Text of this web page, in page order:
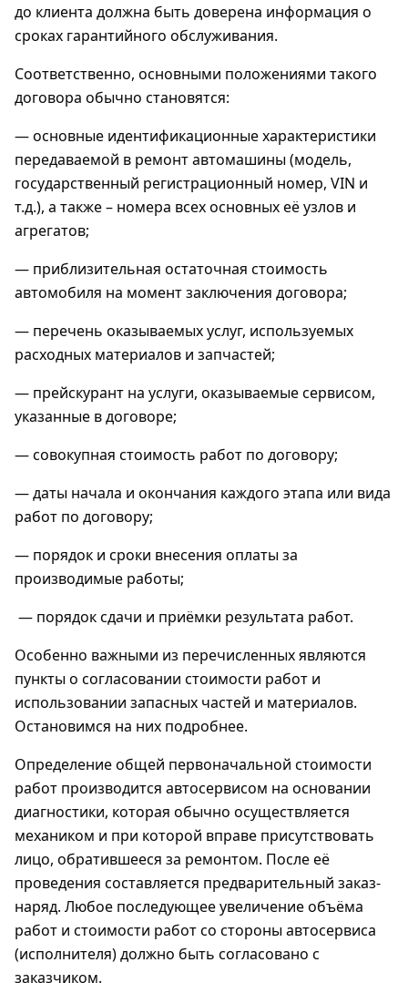
до клиента должна быть доверена информация о
сроках гарантийного обслуживания.
Соответственно, основными положениями такого
договора обычно становятся:
— основные идентификационные характеристики
передаваемой в ремонт автомашины (модель,
государственный регистрационный номер, VIN и
т.д.), а также – номера всех основных её узлов и
агрегатов;
— приблизительная остаточная стоимость
автомобиля на момент заключения договора;
— перечень оказываемых услуг, используемых
расходных материалов и запчастей;
— прейскурант на услуги, оказываемые сервисом,
указанные в договоре;
— совокупная стоимость работ по договору;
— даты начала и окончания каждого этапа или вида
работ по договору;
— порядок и сроки внесения оплаты за
производимые работы;
— порядок сдачи и приёмки результата работ.
Особенно важными из перечисленных являются
пункты о согласовании стоимости работ и
использовании запасных частей и материалов.
Остановимся на них подробнее.
Определение общей первоначальной стоимости
работ производится автосервисом на основании
диагностики, которая обычно осуществляется
механиком и при которой вправе присутствовать
лицо, обратившееся за ремонтом. После её
проведения составляется предварительный заказ-
наряд. Любое последующее увеличение объёма
работ и стоимости работ со стороны автосервиса
(исполнителя) должно быть согласовано с
заказчиком.